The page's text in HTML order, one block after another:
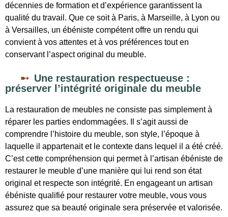
décennies de formation et d’expérience garantissent la
qualité du travail. Que ce soit à Paris, à Marseille, à Lyon ou
à Versailles, un ébéniste compétent offre un rendu qui
convient à vos attentes et à vos préférences tout en
conservant l’aspect original du meuble.
Une restauration respectueuse :
préserver l’intégrité originale du meuble
La restauration de meubles ne consiste pas simplement à
réparer les parties endommagées. Il s’agit aussi de
comprendre l’histoire du meuble, son style, l’époque à
laquelle il appartenait et le contexte dans lequel il a été créé.
C’est cette compréhension qui permet à l’artisan ébéniste de
restaurer le meuble d’une manière qui lui rend son état
original et respecte son intégrité. En engageant un artisan
ébéniste qualifié pour restaurer votre meuble, vous vous
assurez que sa beauté originale sera préservée et valorisée.